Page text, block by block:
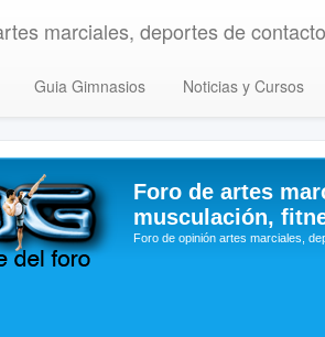
marciales, deportes de
Guia Gimnasios Noticias y Cursos
Foro de artes
musculación,
Foro de opinión artes marciales,